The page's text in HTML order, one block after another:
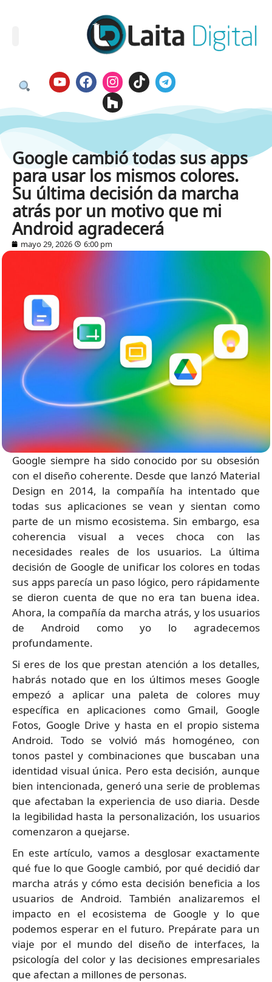
Google cambió todas sus apps
para usar los mismos colores.
Su última decisión da marcha
atrás por un motivo que mi
Android agradecerá
mayo 29, 2026 6:00 pm
Google siempre ha sido conocido por su obsesión
con el diseño coherente. Desde que lanzó Material
Design en 2014, la compañía ha intentado que
todas sus aplicaciones se vean y sientan como
parte de un mismo ecosistema. Sin embargo, esa
coherencia visual a veces choca con las
necesidades reales de los usuarios. La última
decisión de Google de unificar los colores en todas
sus apps parecía un paso lógico, pero rápidamente
se dieron cuenta de que no era tan buena idea.
Ahora, la compañía da marcha atrás, y los usuarios
de Android como yo lo agradecemos
profundamente.
Si eres de los que prestan atención a los detalles,
habrás notado que en los últimos meses Google
empezó a aplicar una paleta de colores muy
específica en aplicaciones como Gmail, Google
Fotos, Google Drive y hasta en el propio sistema
Android. Todo se volvió más homogéneo, con
tonos pastel y combinaciones que buscaban una
identidad visual única. Pero esta decisión, aunque
bien intencionada, generó una serie de problemas
que afectaban la experiencia de uso diaria. Desde
la legibilidad hasta la personalización, los usuarios
comenzaron a quejarse.
En este artículo, vamos a desglosar exactamente
qué fue lo que Google cambió, por qué decidió dar
marcha atrás y cómo esta decisión beneficia a los
usuarios de Android. También analizaremos el
impacto en el ecosistema de Google y lo que
podemos esperar en el futuro. Prepárate para un
viaje por el mundo del diseño de interfaces, la
psicología del color y las decisiones empresariales
que afectan a millones de personas.